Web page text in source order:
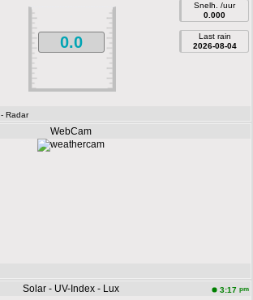
0.0
Snelh. /uur
0.000
Last rain
2026-08-04
- Radar
WebCam
Solar - UV-Index - Lux 3:17 pm